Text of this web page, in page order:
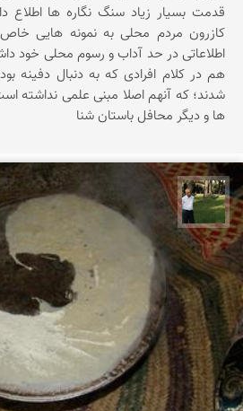
قدمت بسیار زیاد سنگ نگاره ها اطلاع
کازرون مردم محلی به نمونه هایی
اطلاعاتی در حد آداب و رسوم محلی خود
هم در کلام افرادی که به دنبال دفینه
شدند؛ که آنهم اصلا مبنی علمی
ها و دیگر محافل باستان شنا
عبدل شعبانی